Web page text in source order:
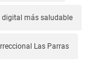
digital más saludable
Las Parras